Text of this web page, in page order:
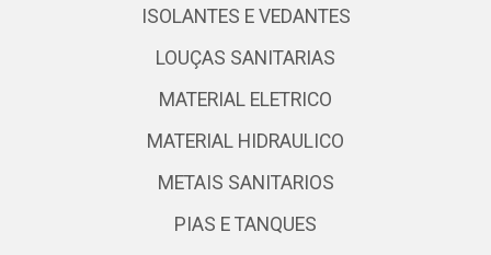
ISOLANTES E VEDANTES
LOUÇAS SANITARIAS
MATERIAL ELETRICO
MATERIAL HIDRAULICO
METAIS SANITARIOS
PIAS E TANQUES